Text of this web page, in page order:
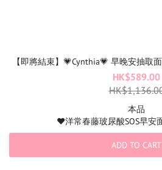
【即將結束】💗Cynthia💗 早晚安抽取
HK$589.00
本品
♥️洋常春藤玻尿酸SOS早安
♥️山蔘黃金PDRN緊緻去皺早
♥️穀胱甘肽抗氧美白早安面
ADD TO CART